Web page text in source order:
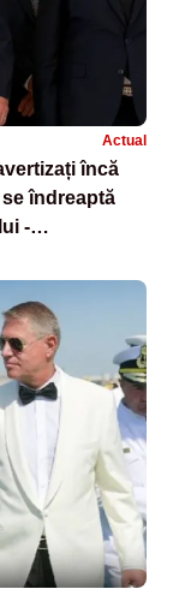
Actual
încă
îndreaptă
-